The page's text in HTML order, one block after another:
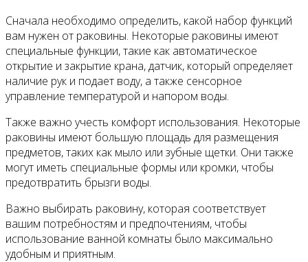
Сначала необходимо определить, какой набор функций
вам нужен от раковины. Некоторые раковины имеют
специальные функции, такие как автоматическое
открытие и закрытие крана, датчик, который определяет
наличие рук и подает воду, а также сенсорное
управление температурой и напором воды.
Также важно учесть комфорт использования. Некоторые
раковины имеют большую площадь для размещения
предметов, таких как мыло или зубные щетки. Они также
могут иметь специальные формы или кромки, чтобы
предотвратить брызги воды.
Важно выбирать раковину, которая соответствует
вашим потребностям и предпочтениям, чтобы
использование ванной комнаты было максимально
удобным и приятным.